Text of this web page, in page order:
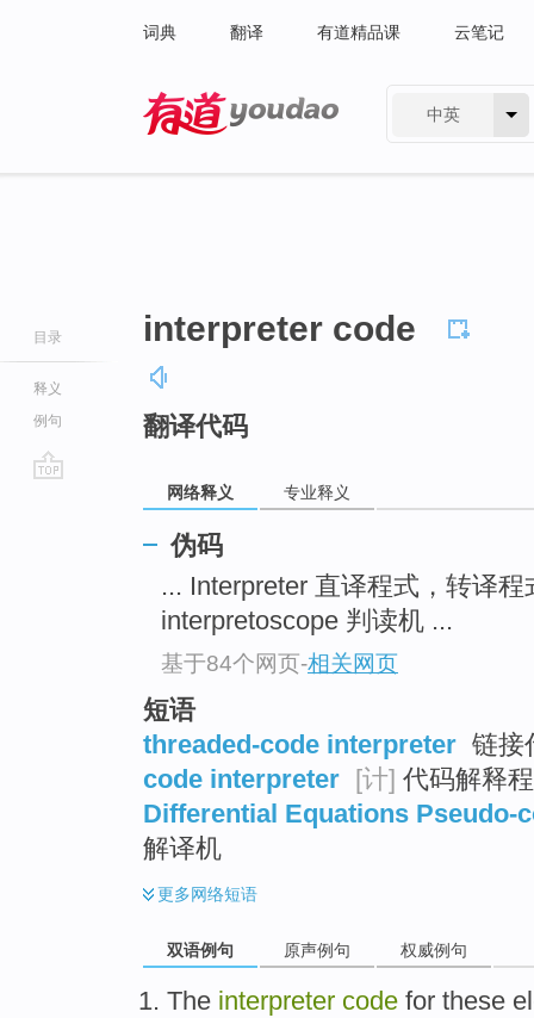
词典 翻译 有道精品课 云笔记
中英
目录
释义
例句
interpreter code
翻译代码
网络释义 专业释义
伪码
... Interpreter 直译程式，转译
interpretoscope 判读机 ...
基于84个网页-相关网页
短语
threaded-code interpreter 链接
code interpreter [计] 代码解释
Differential Equations Pseudo-
解译机
更多网络短语
双语例句 原声例句 权威例句
The interpreter code for these